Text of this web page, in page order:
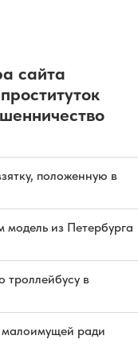
сайта
положенную в
из Петербурга
троллейбусу в
ради